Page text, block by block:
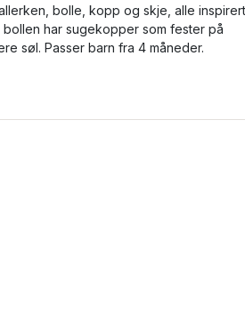
bolle, kopp og skje, alle inspirert
har sugekopper som fester på
søl. Passer barn fra 4 måneder.